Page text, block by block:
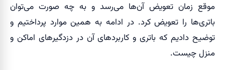
موقع زمان تعویض آن‌ها می‌رسد و به چه صورت می‌توان
باتری‌ها را تعویض کرد. در ادامه به همین موارد پرداختیم و
توضیح دادیم که باتری و کاربردهای آن در دزدگیرهای اماکن و
منزل چیست.